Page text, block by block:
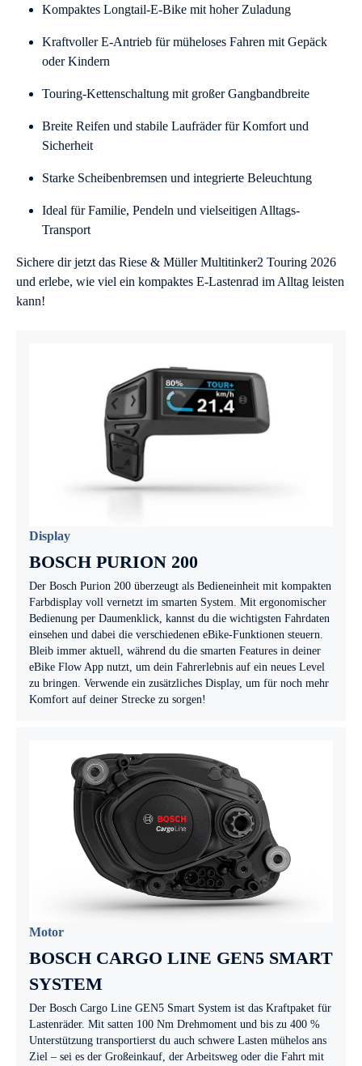
Kompaktes Longtail-E-Bike mit hoher Zuladung
Kraftvoller E-Antrieb für müheloses Fahren mit Gepäck
oder Kindern
Touring-Kettenschaltung mit großer Gangbandbreite
Breite Reifen und stabile Laufräder für Komfort und
Sicherheit
Starke Scheibenbremsen und integrierte Beleuchtung
Ideal für Familie, Pendeln und vielseitigen Alltags-
Transport
Sichere dir jetzt das Riese & Müller Multitinker2 Touring 2026
und erlebe, wie viel ein kompaktes E-Lastenrad im Alltag leisten
kann!
Display
BOSCH PURION 200
Der Bosch Purion 200 überzeugt als Bedieneinheit mit kompakten
Farbdisplay voll vernetzt im smarten System. Mit ergonomischer
Bedienung per Daumenklick, kannst du die wichtigsten Fahrdaten
einsehen und dabei die verschiedenen eBike-Funktionen steuern.
Bleib immer aktuell, während du die smarten Features in deiner
eBike Flow App nutzt, um dein Fahrerlebnis auf ein neues Level
zu bringen. Verwende ein zusätzliches Display, um für noch mehr
Komfort auf deiner Strecke zu sorgen!
Motor
BOSCH CARGO LINE GEN5 SMART
SYSTEM
Der Bosch Cargo Line GEN5 Smart System ist das Kraftpaket für
Lastenräder. Mit satten 100 Nm Drehmoment und bis zu 400 %
Unterstützung transportierst du auch schwere Lasten mühelos ans
Ziel – sei es der Großeinkauf, der Arbeitsweg oder die Fahrt mit